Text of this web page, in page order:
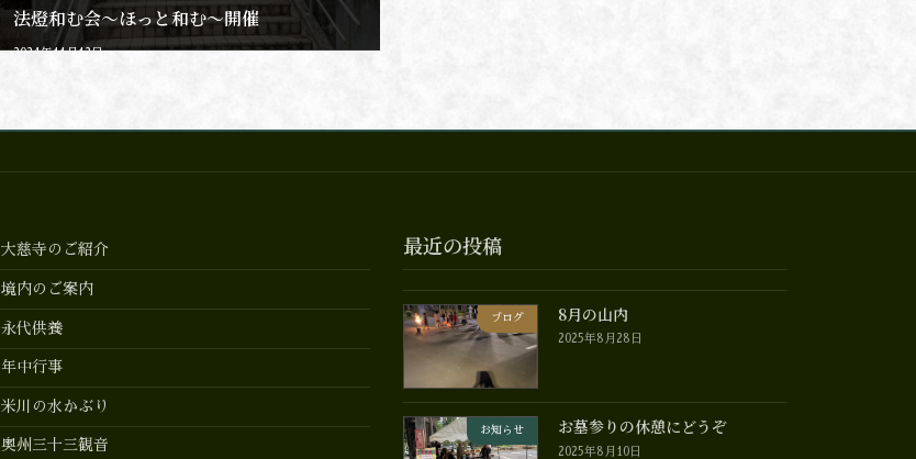
法燈和む会〜ほっと和む〜開催
2024年11月12日
大慈寺のご紹介
境内のご案内
永代供養
年中行事
米川の水かぶり
奥州三十三観音
最近の投稿
ブログ 8月の山内
2025年8月28日
お知らせ お墓参りの休憩にどうぞ
2025年8月10日